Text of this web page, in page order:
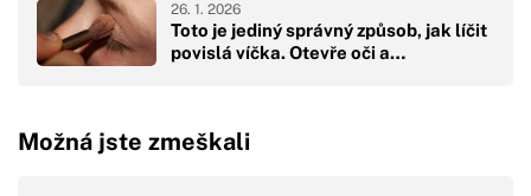
Toto je jediný správný způsob, jak líčit
povislá víčka. Otevře oči a…
26. 1. 2026
Možná jste zmeškali